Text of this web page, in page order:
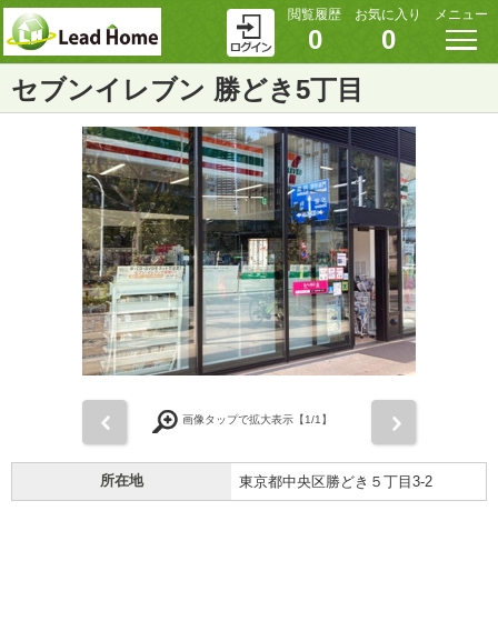
閲覧履歴
0
お気に入り
0
メニュー
セブンイレブン 勝どき5丁目
画像タップで拡大表示【1/1】
所在地 東京都中央区勝どき５丁目3-2